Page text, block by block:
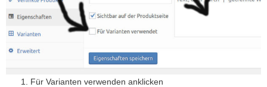
Für Varianten verwenden anklicken